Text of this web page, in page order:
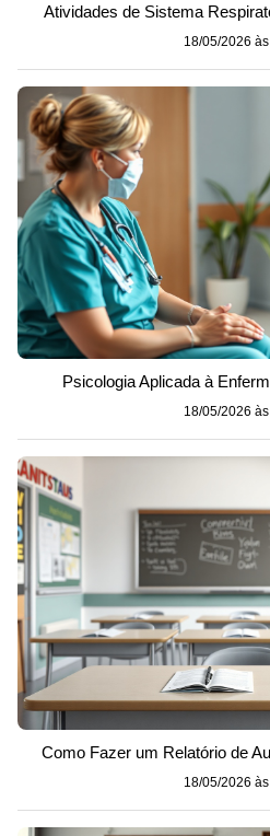
Atividades de Sistema
18/05/2026
Psicologia Aplicada à
18/05/2026
Como Fazer um Relatório de
18/05/2026